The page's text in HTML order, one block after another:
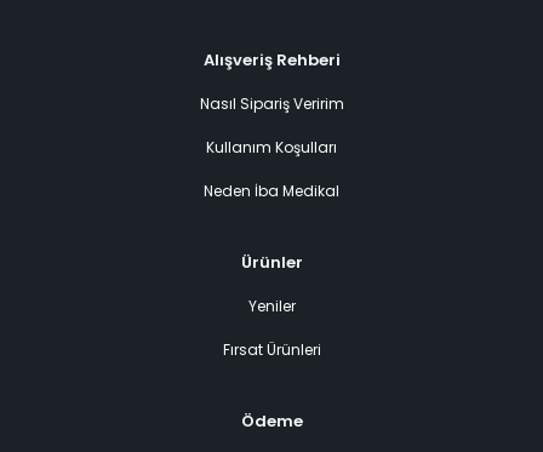
Alışveriş Rehberi
Nasıl Sipariş Veririm
Kullanım Koşulları
Neden İba Medikal
Ürünler
Yeniler
Fırsat Ürünleri
Ödeme